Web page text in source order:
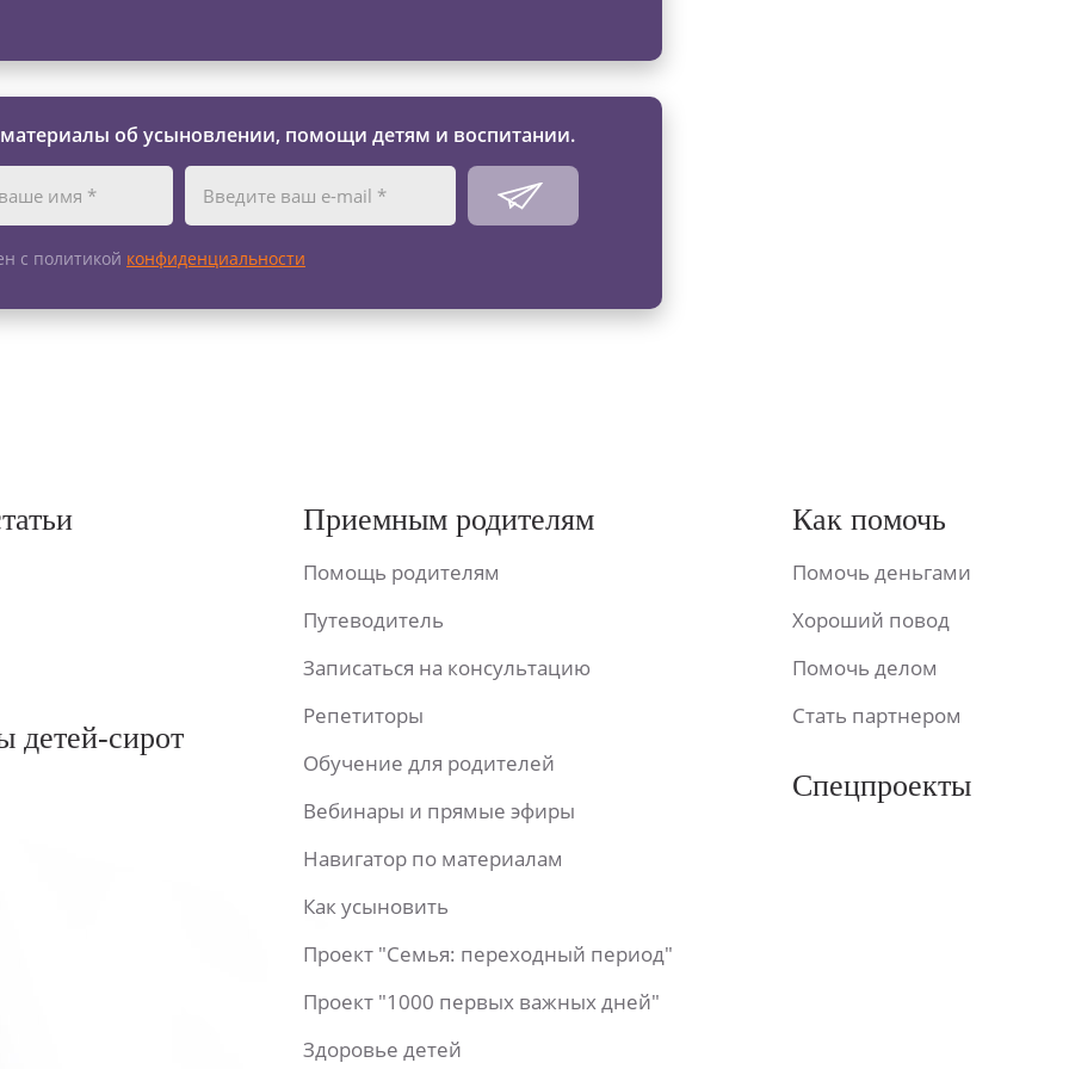
об усыновлении, помощи детям и воспитании.
с политикой конфиденциальности
детей-сирот
Приемным родителям
Помощь родителям
Путеводитель
Записаться на консультацию
Репетиторы
Обучение для родителей
Вебинары и прямые эфиры
Навигатор по материалам
Как усыновить
Проект "Семья: переходный период"
Проект "1000 первых важных дней"
Здоровье детей
Как помочь
Помочь деньгами
Хороший повод
Помочь делом
Стать партнером
Спецпроекты